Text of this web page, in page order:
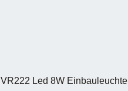
VR222 Led 8W